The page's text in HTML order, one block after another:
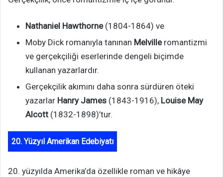
Nathaniel Hawthorne(1804-1864) ve
Moby Dick romanıyla tanınan Melvilleromantizmi
ve gerçekçiliği eserlerinde dengeli biçimde
kullanan yazarlardır.
Gerçekçilik akımını daha sonra sürdüren öteki
yazarlar Hanry James (1843-1916), Louise May
Alcott (1832-1898)’tur.
20. Yüzyıl Amerikan Edebiyatı
20. yüzyılda Amerika’da özellikle roman ve hikâye